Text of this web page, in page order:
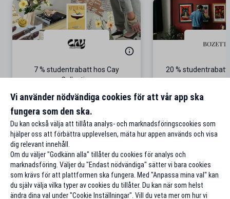
7 % studentrabatt hos Cay
Collective
Till rabatten
20 %
Vi använder nödvändiga cookies för att vår app ska
fungera som den ska.
Du kan också välja att tillåta analys- och marknadsföringscookies som
hjälper oss att förbättra upplevelsen, mäta hur appen används och visa
dig relevant innehåll.
Om du väljer "Godkänn alla" tillåter du cookies för analys och
marknadsföring. Väljer du "Endast nödvändiga" sätter vi bara cookies
som krävs för att plattformen ska fungera. Med "Anpassa mina val" kan
du själv välja vilka typer av cookies du tillåter. Du kan när som helst
ändra dina val under "Cookie Inställningar". Vill du veta mer om hur vi